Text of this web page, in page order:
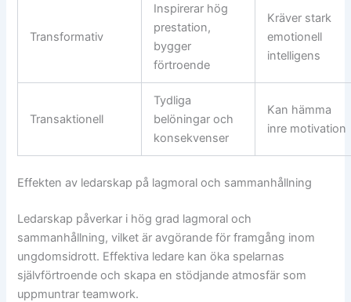
Transformativ
Inspirerar hög
prestation,
bygger
förtroende
Kräver stark
emotionell
intelligens
Transaktionell
Tydliga
belöningar och
konsekvenser
Kan hämma
inre motivation
Effekten av ledarskap på lagmoral och sammanhållning
Ledarskap påverkar i hög grad lagmoral och
sammanhållning, vilket är avgörande för framgång inom
ungdomsidrott. Effektiva ledare kan öka spelarnas
självförtroende och skapa en stödjande atmosfär som
uppmuntrar teamwork.